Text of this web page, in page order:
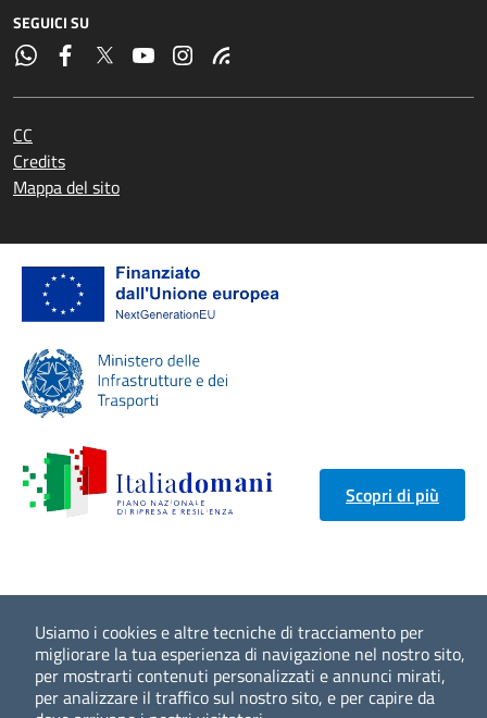
Usiamo i cookies e altre tecniche di tracciamento per
migliorare la tua esperienza di navigazione nel nostro sito,
per mostrarti contenuti personalizzati e annunci mirati,
per analizzare il traffico sul nostro sito, e per capire da
SEGUICI SU
CC
Credits
Mappa del sito
Scopri di più